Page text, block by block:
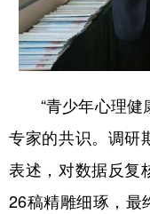
“青少年心理健
专家的共识。调研
表述，对数据反复
26稿精雕细琢，最